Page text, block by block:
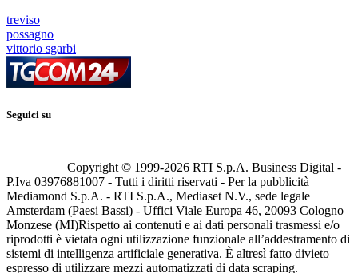
treviso
possagno
vittorio sgarbi
Seguici su
Copyright © 1999-2026 RTI S.p.A. Business Digital -
P.Iva 03976881007 - Tutti i diritti riservati - Per la pubblicità
Mediamond S.p.A. - RTI S.p.A., Mediaset N.V., sede legale
Amsterdam (Paesi Bassi) - Uffici Viale Europa 46, 20093 Cologno
Monzese (MI)Rispetto ai contenuti e ai dati personali trasmessi e/o
riprodotti è vietata ogni utilizzazione funzionale all’addestramento di
sistemi di intelligenza artificiale generativa. È altresì fatto divieto
espresso di utilizzare mezzi automatizzati di data scraping.